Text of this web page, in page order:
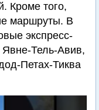
Кроме того,
маршруты. В
экспресс-
Тель-Авив,
Петах-Тиква